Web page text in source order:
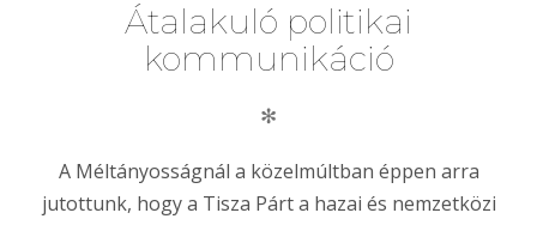
Átalakuló politikai
kommunikáció
✻
A Méltányosságnál a közelmúltban éppen arra
jutottunk, hogy a Tisza Párt a hazai és nemzetközi